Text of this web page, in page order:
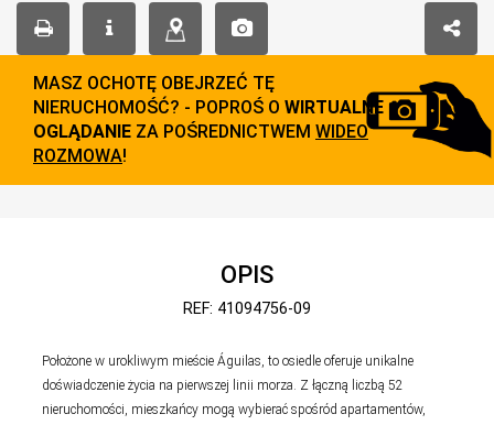
MASZ OCHOTĘ OBEJRZEĆ TĘ
NIERUCHOMOŚĆ? - POPROŚ O WIRTUALNE
OGLĄDANIE ZA POŚREDNICTWEM WIDEO
ROZMOWA!
OPIS
REF: 41094756-09
Położone w urokliwym mieście Águilas, to osiedle oferuje unikalne
doświadczenie życia na pierwszej linii morza. Z łączną liczbą 52
nieruchomości, mieszkańcy mogą wybierać spośród apartamentów,